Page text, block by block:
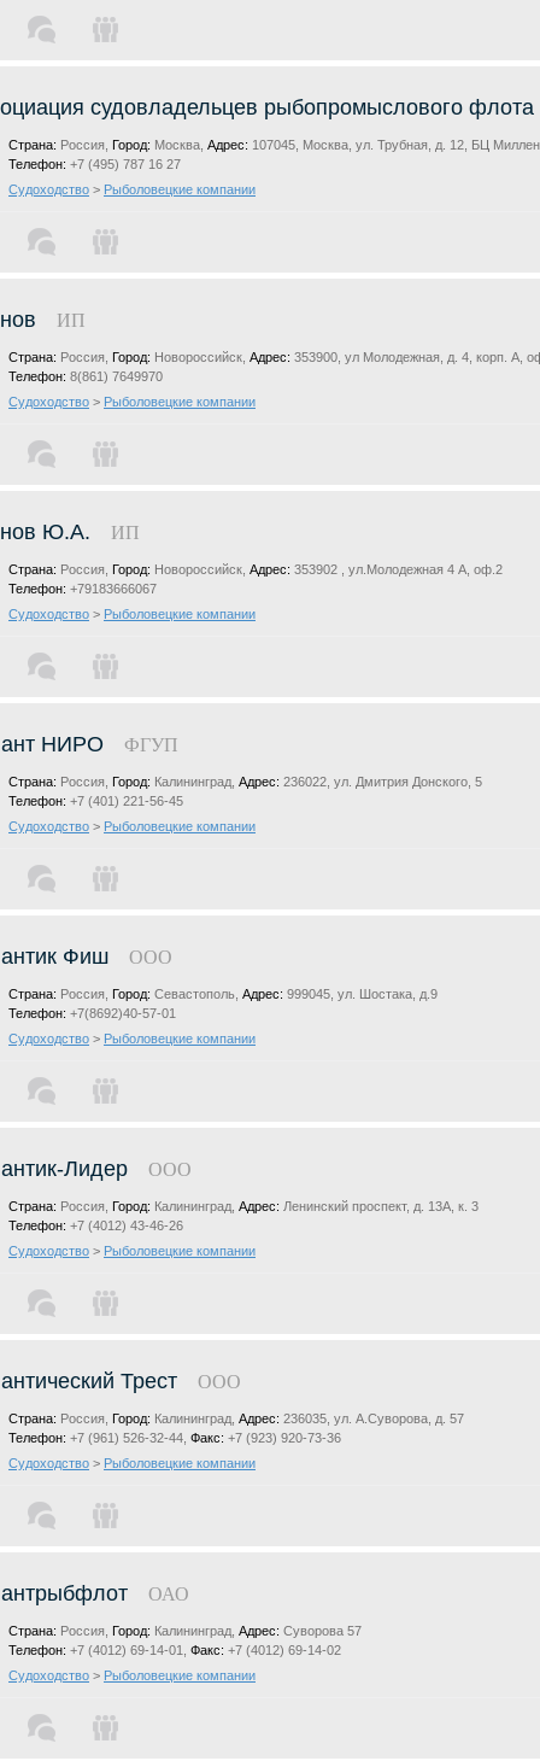
судовладельцев рыбопромыслового флота
Страна: Россия, Город: Москва, Адрес: 107045, Москва, ул. Трубная, д. 12, БЦ
Телефон: +7 (495) 787 16 27
Судоходство > Рыболовецкие компании
ИП
Страна: Россия, Город: Новороссийск, Адрес: 353900, ул Молодежная, д. 4, корп. А,
Телефон: 8(861) 7649970
Судоходство > Рыболовецкие компании
Ю.А. ИП
Страна: Россия, Город: Новороссийск, Адрес: 353902 , ул.Молодежная 4 А, оф.2
Телефон: +79183666067
Судоходство > Рыболовецкие компании
НИРО ФГУП
Страна: Россия, Город: Калининград, Адрес: 236022, ул. Дмитрия Донского, 5
Телефон: +7 (401) 221-56-45
Судоходство > Рыболовецкие компании
Фиш ООО
Страна: Россия, Город: Севастополь, Адрес: 999045, ул. Шостака, д.9
Телефон: +7(8692)40-57-01
Судоходство > Рыболовецкие компании
Лидер ООО
Страна: Россия, Город: Калининград, Адрес: Ленинский проспект, д. 13А, к. 3
Телефон: +7 (4012) 43-46-26
Судоходство > Рыболовецкие компании
Трест ООО
Страна: Россия, Город: Калининград, Адрес: 236035, ул. А.Суворова, д. 57
Телефон: +7 (961) 526-32-44, Факс: +7 (923) 920-73-36
Судоходство > Рыболовецкие компании
ОАО
Страна: Россия, Город: Калининград, Адрес: Суворова 57
Телефон: +7 (4012) 69-14-01, Факс: +7 (4012) 69-14-02
Судоходство > Рыболовецкие компании